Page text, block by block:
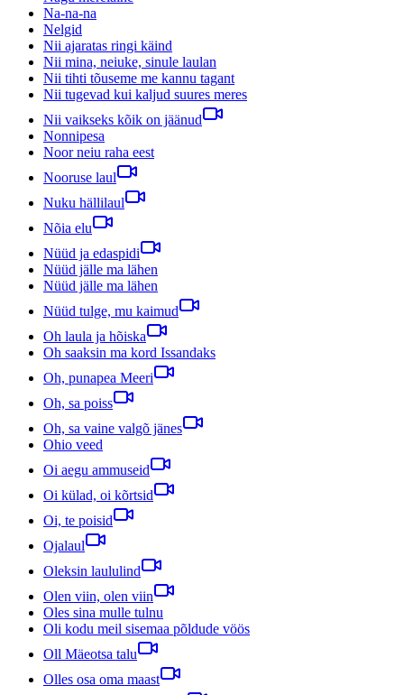
Na-na-na
Nelgid
Nii ajaratas ringi käind
Nii mina, neiuke, sinule laulan
Nii tihti tõuseme me kannu tagant
Nii tugevad kui kaljud suures meres
Nii vaikseks kõik on jäänud
Nonnipesa
Noor neiu raha eest
Nooruse laul
Nuku hällilaul
Nõia elu
Nüüd ja edaspidi
Nüüd jälle ma lähen
Nüüd jälle ma lähen
Nüüd tulge, mu kaimud
Oh laula ja hõiska
Oh saaksin ma kord Issandaks
Oh, punapea Meeri
Oh, sa poiss
Oh, sa vaine valgõ jänes
Ohio veed
Oi aegu ammuseid
Oi külad, oi kõrtsid
Oi, te poisid
Ojalaul
Oleksin laululind
Olen viin, olen viin
Oles sina mulle tulnu
Oli kodu meil sisemaa põldude vöös
Oll Mäeotsa talu
Olles osa oma maast